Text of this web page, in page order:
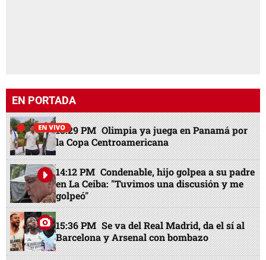
EN PORTADA
13:29 PM Olimpia ya juega en Panamá por
la Copa Centroamericana
14:12 PM Condenable, hijo golpea a su padre
en La Ceiba: "Tuvimos una discusión y me
golpeó"
15:36 PM Se va del Real Madrid, da el sí al
Barcelona y Arsenal con bombazo